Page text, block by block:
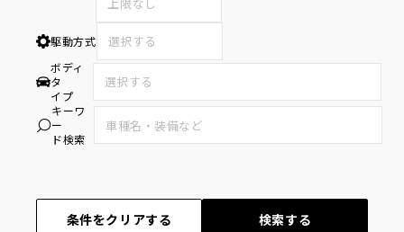
駆動方式
ボディ
タ
イプ
キーワ
ー
ド検索
条件をクリアする 検索する